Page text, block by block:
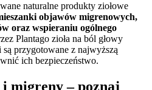
naturalne produkty ziołowe
objawów migrenowych,
oraz wspieraniu ogólnego
Plantago zioła na ból głowy
są przygotowane z najwyższą
ich bezpieczeństwo.
i migreny – poznaj